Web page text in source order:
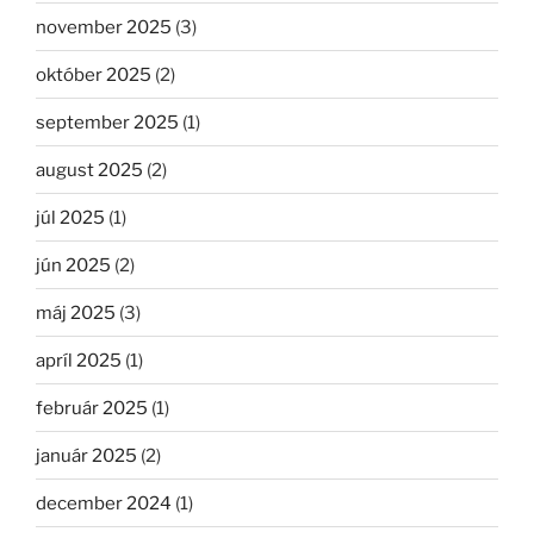
november 2025 (3)
október 2025 (2)
september 2025 (1)
august 2025 (2)
júl 2025 (1)
jún 2025 (2)
máj 2025 (3)
apríl 2025 (1)
február 2025 (1)
január 2025 (2)
december 2024 (1)